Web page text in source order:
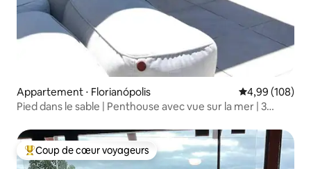
Appartement ⋅ Florianópolis Évaluation
4,99 (108)
Pied dans le sable | Penthouse avec vue sur la mer | 3
Coups de cœur voyageurs les plus appréciés
Coup de cœur voyageurs